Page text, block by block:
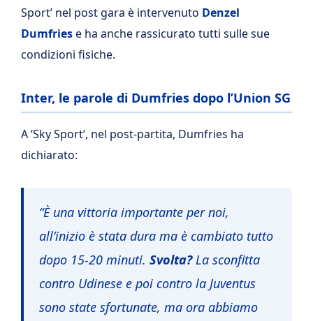
Sport’ nel post gara è intervenuto Denzel
Dumfriese ha anche rassicurato tutti sulle sue
condizioni fisiche.
Inter, le parole di Dumfries dopo l’Union SG
A ‘Sky Sport’, nel post-partita, Dumfries ha
dichiarato:
“È una vittoria importante per noi,
all’inizio è stata dura ma è cambiato tutto
dopo 15-20 minuti. Svolta?La sconfitta
contro Udinese e poi contro la Juventus
sono state sfortunate, ma ora abbiamo